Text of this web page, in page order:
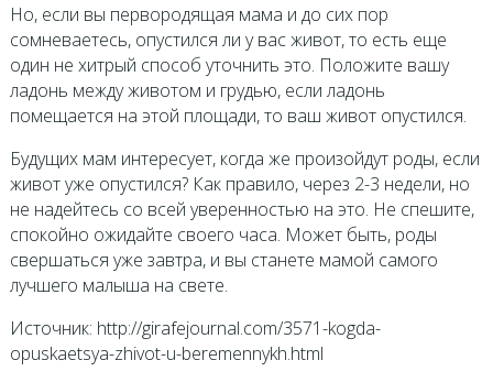
Но, если вы первородящая мама и до сих пор
сомневаетесь, опустился ли у вас живот, то есть еще
один не хитрый способ уточнить это. Положите вашу
ладонь между животом и грудью, если ладонь
помещается на этой площади, то ваш живот опустился.
Будущих мам интересует, когда же произойдут роды, если
живот уже опустился? Как правило, через 2-3 недели, но
не надейтесь со всей уверенностью на это. Не спешите,
спокойно ожидайте своего часа. Может быть, роды
свершаться уже завтра, и вы станете мамой самого
лучшего малыша на свете.
Источник: http://girafejournal.com/3571-kogda-
opuskaetsya-zhivot-u-beremennykh.html